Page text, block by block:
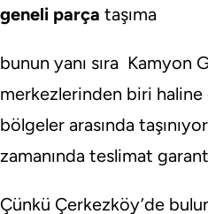
geneli parça taşıma
bunun yanı sıra Kamyon
merkezlerinden biri
bölgeler arasında
zamanında teslimat
Çünkü Çerkezköy’de